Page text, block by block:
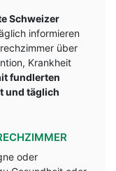
Schweizer
informieren
über
Krankheit
fundlerten
und täglich
oder